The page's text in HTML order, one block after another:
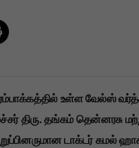
உள்ள வேல்ஸ்
திரு. தங்கம் தென்னரசு
டாக்டர் கமல்